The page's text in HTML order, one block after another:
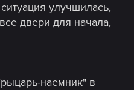
улучшилась,
двери для начала,
наемник" в